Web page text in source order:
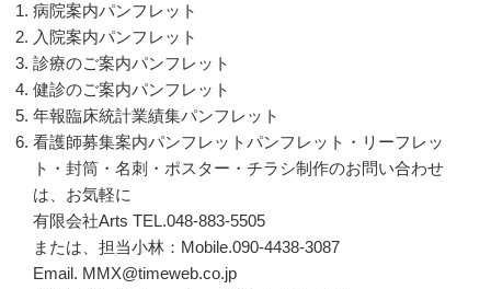
病院案内パンフレット
入院案内パンフレット
診療のご案内パンフレット
健診のご案内パンフレット
年報臨床統計業績集パンフレット
看護師募集案内パンフレットパンフレット・リーフレッ
ト・封筒・名刺・ポスター・チラシ制作のお問い合わせ
は、お気軽に
有限会社Arts TEL.048-883-5505
または、担当小林：Mobile.090-4438-3087
Email. MMX@timeweb.co.jp